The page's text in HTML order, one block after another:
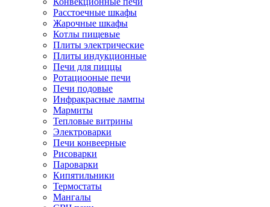
Расстоечные шкафы
Жарочные шкафы
Котлы пищевые
Плиты электрические
Плиты индукционные
Печи для пиццы
Ротациооные печи
Печи подовые
Инфракрасные лампы
Мармиты
Тепловые витрины
Электроварки
Печи конвеерные
Рисоварки
Пароварки
Кипятильники
Термостаты
Мангалы